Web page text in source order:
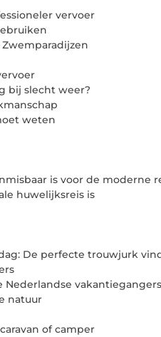
vervoer
bij slecht weer?
weten
is voor de moderne
huwelijksreis is
De perfecte trouwjurk
natuur
of camper